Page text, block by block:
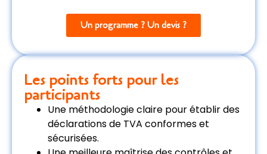
Un programme ? Un devis ?
Les points forts pour les
participants
Une méthodologie claire pour établir des
déclarations de TVA conformes et
sécurisées.